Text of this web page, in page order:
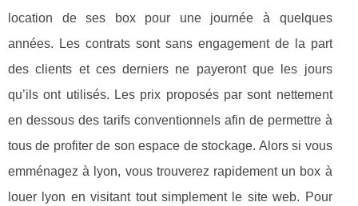
location de ses box pour une journée à quelques
années. Les contrats sont sans engagement de la part
des clients et ces derniers ne payeront que les jours
qu’ils ont utilisés. Les prix proposés par sont nettement
en dessous des tarifs conventionnels afin de permettre à
tous de profiter de son espace de stockage. Alors si vous
emménagez à lyon, vous trouverez rapidement un box à
louer lyon en visitant tout simplement le site web. Pour